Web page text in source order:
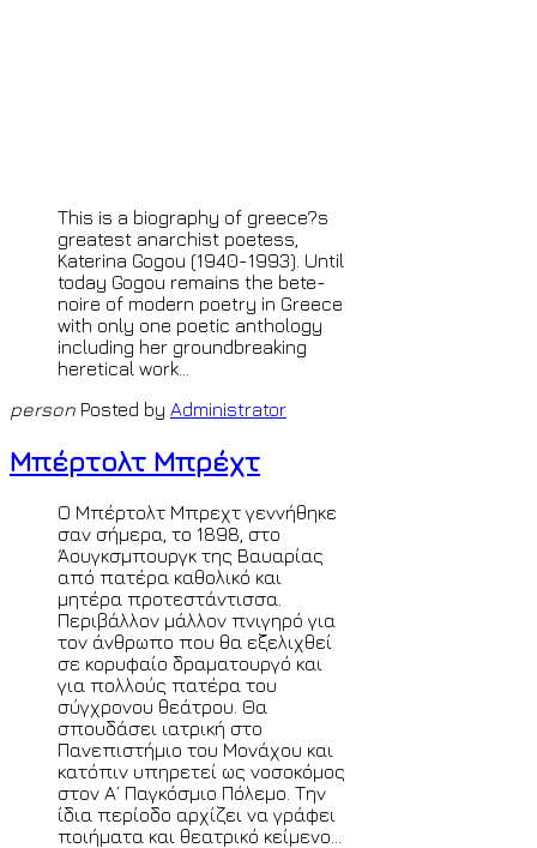
This is a biography of greece?s
greatest anarchist poetess,
Katerina Gogou (1940-1993). Until
today Gogou remains the bete-
noire of modern poetry in Greece
with only one poetic anthology
including her groundbreaking
heretical work...
person Posted by Administrator
Μπέρτολτ Μπρέχτ
Ο Μπέρτολτ Μπρεχτ γεννήθηκε
σαν σήμερα, το 1898, στο
Άουγκσμπουργκ της Βαυαρίας
από πατέρα καθολικό και
μητέρα προτεστάντισσα.
Περιβάλλον μάλλον πνιγηρό για
τον άνθρωπο που θα εξελιχθεί
σε κορυφαίο δραματουργό και
για πολλούς πατέρα του
σύγχρονου θεάτρου. Θα
σπουδάσει ιατρική στο
Πανεπιστήμιο του Μονάχου και
κατόπιν υπηρετεί ως νοσοκόμος
στον Α΄ Παγκόσμιο Πόλεμο. Την
ίδια περίοδο αρχίζει να γράφει
ποιήματα και θεατρικό κείμενο...